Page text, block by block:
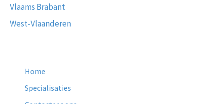
Vlaams Brabant
West-Vlaanderen
Home
Specialisaties